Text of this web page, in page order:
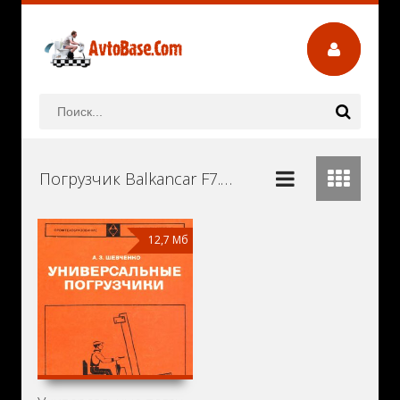
Погрузчик Balkancar F7.EU10.25 Руководства и Инструкции по Ремонту и Эксплуатации Скачать Бесплатно
12,7 Мб